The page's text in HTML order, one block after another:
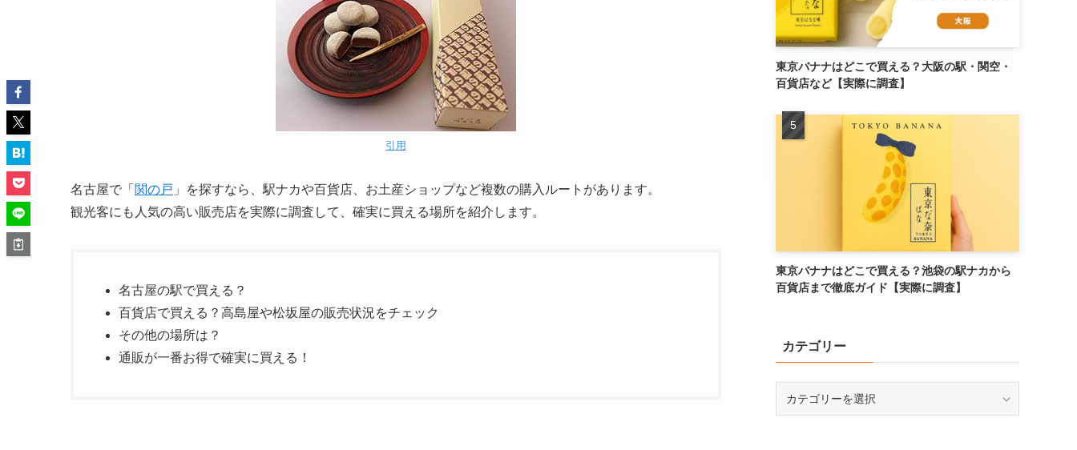
引用
名古屋で「 関の戸 」を探すなら、駅ナカや百貨店、お土産ショップなど複数の購入ルートがあります。
観光客にも人気の高い販売店を実際に調査して、確実に買える場所を紹介します。
名古屋の駅で買える？
百貨店で買える？高島屋や松坂屋の販売状況をチェック
その他の場所は？
通販が一番お得で確実に買える！
東京バナナはどこで買える？大阪の駅・関空・
百貨店など【実際に調査】
東京バナナはどこで買える？池袋の駅ナカから
百貨店まで徹底ガイド【実際に調査】
カテゴリー